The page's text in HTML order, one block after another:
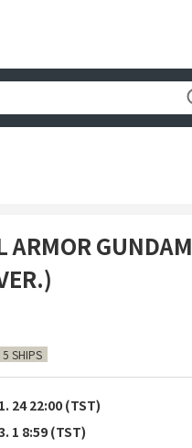
ARMOR GUNDAM
SHIPS
24 22:00 (TST)
1 8:59 (TST)